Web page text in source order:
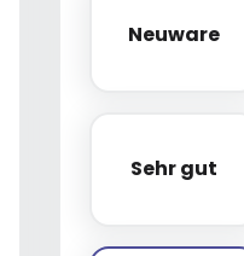
Neuware
Neuware
Sehr gut
Sehr gut